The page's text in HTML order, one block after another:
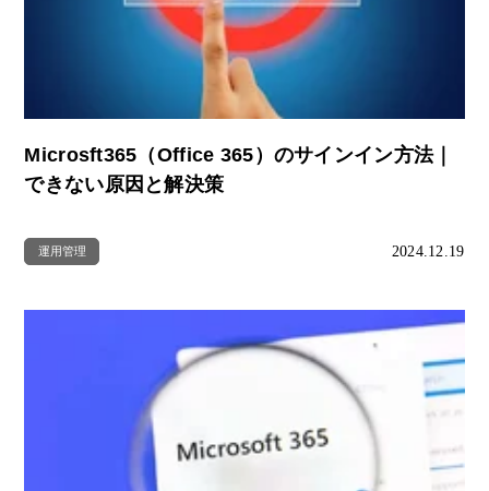
Microsft365（Office 365）のサインイン方法｜
できない原因と解決策
運用管理 2024.12.19